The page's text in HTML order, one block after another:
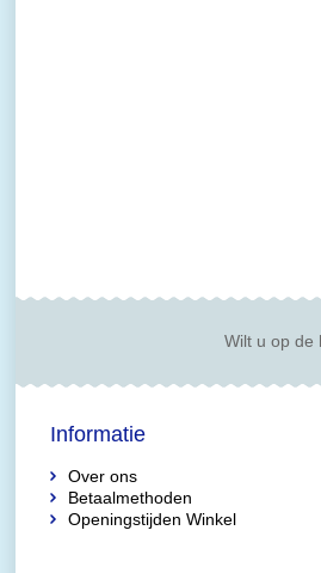
Wilt u op de
Informatie
Over ons
Betaalmethoden
Openingstijden Winkel